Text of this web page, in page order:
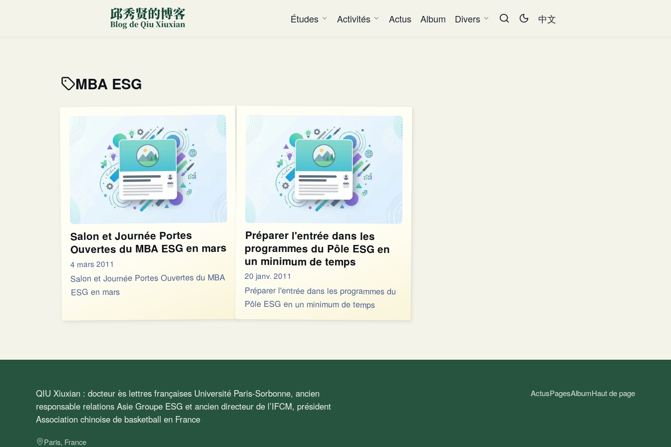
Études Activités Actus Album Divers 中文
MBA ESG
Salon et Journée Portes
Ouvertes du MBA ESG en mars
4 mars 2011
Salon et Journée Portes Ouvertes du MBA
ESG en mars
Préparer l'entrée dans les
programmes du Pôle ESG en
un minimum de temps
20 janv. 2011
Préparer l'entrée dans les programmes du
Pôle ESG en un minimum de temps
QIU Xiuxian : docteur ès lettres françaises Université Paris-Sorbonne, ancien
responsable relations Asie Groupe ESG et ancien directeur de l’IFCM, président
Association chinoise de basketball en France
Paris, France
ActusPagesAlbumHaut de page